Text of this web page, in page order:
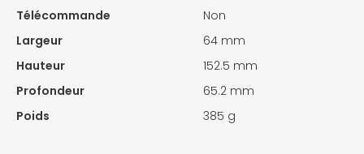
Télécommande
Non
Largeur
64 mm
Hauteur
152.5 mm
Profondeur
65.2 mm
Poids
385 g